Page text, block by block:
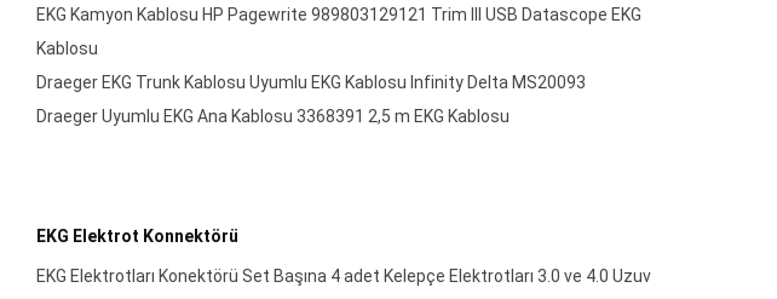
EKG Kamyon Kablosu HP Pagewrite 989803129121 Trim III USB Datascope EKG
Kablosu
Draeger EKG Trunk Kablosu Uyumlu EKG Kablosu Infinity Delta MS20093
Draeger Uyumlu EKG Ana Kablosu 3368391 2,5 m EKG Kablosu
EKG Elektrot Konnektörü
EKG Elektrotları Konektörü Set Başına 4 adet Kelepçe Elektrotları 3.0 ve 4.0 Uzuv